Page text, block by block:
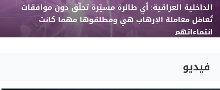
الداخلية العراقية: أي طائرة مسيّرة تحلّق دون موافقات
تُعامَل معاملة الإرهاب هي ومطلقوها مهما كانت
انتماءاتهم
فيديو